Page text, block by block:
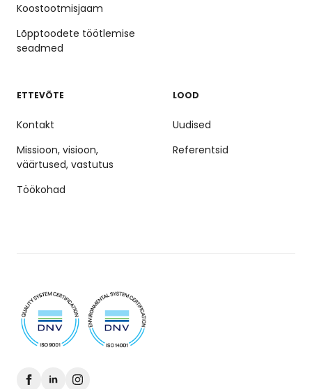
Koostootmisjaam
Lõpptoodete töötlemise
seadmed
ETTEVÕTE
Kontakt
Missioon, visioon,
väärtused, vastutus
Töökohad
LOOD
Uudised
Referentsid